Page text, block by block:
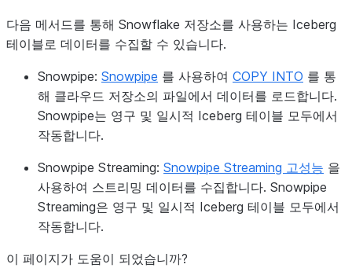
다음 메서드를 통해 Snowflake 저장소를 사용하는 Iceberg
테이블로 데이터를 수집할 수 있습니다.
Snowpipe: Snowpipe 를 사용하여 COPY INTO 를 통
해 클라우드 저장소의 파일에서 데이터를 로드합니다.
Snowpipe는 영구 및 일시적 Iceberg 테이블 모두에서
작동합니다.
Snowpipe Streaming: Snowpipe Streaming 고성능 을
사용하여 스트리밍 데이터를 수집합니다. Snowpipe
Streaming은 영구 및 일시적 Iceberg 테이블 모두에서
작동합니다.
이 페이지가 도움이 되었습니까?